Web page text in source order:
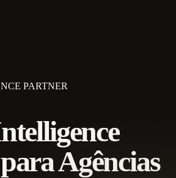
PARTNER
Agências